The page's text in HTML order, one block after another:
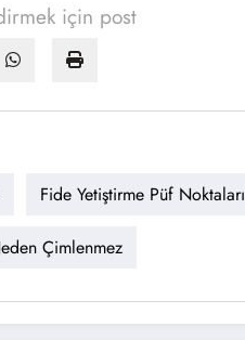
için post
Fide Yetiştirme Püf Noktaları
Çimlenmez